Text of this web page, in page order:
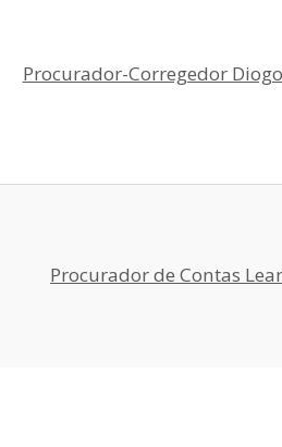
Procurador-Corregedor
Procuradorde Contas